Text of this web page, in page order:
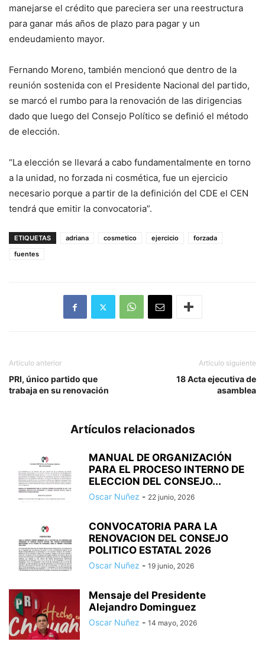
manejarse el crédito que pareciera ser una reestructura
para ganar más años de plazo para pagar y un
endeudamiento mayor.
Fernando Moreno, también mencionó que dentro de la
reunión sostenida con el Presidente Nacional del partido,
se marcó el rumbo para la renovación de las dirigencias
dado que luego del Consejo Político se definió el método
de elección.
“La elección se llevará a cabo fundamentalmente en torno
a la unidad, no forzada ni cosmética, fue un ejercicio
necesario porque a partir de la definición del CDE el CEN
tendrá que emitir la convocatoria”.
ETIQUETAS adriana cosmetico ejercicio
forzada
fuentes
Artículo anterior
PRI, único partido que
trabaja en su renovación
Artículo siguiente
18 Acta ejecutiva de
asamblea
Artículos relacionados
MANUAL DE ORGANIZACIÓN
PARA EL PROCESO INTERNO DE
ELECCION DEL CONSEJO...
Oscar Nuñez - 22 junio, 2026
CONVOCATORIA PARA LA
RENOVACION DEL CONSEJO
POLITICO ESTATAL 2026
Oscar Nuñez - 19 junio, 2026
Mensaje del Presidente
Alejandro Dominguez
Oscar Nuñez - 14 mayo, 2026